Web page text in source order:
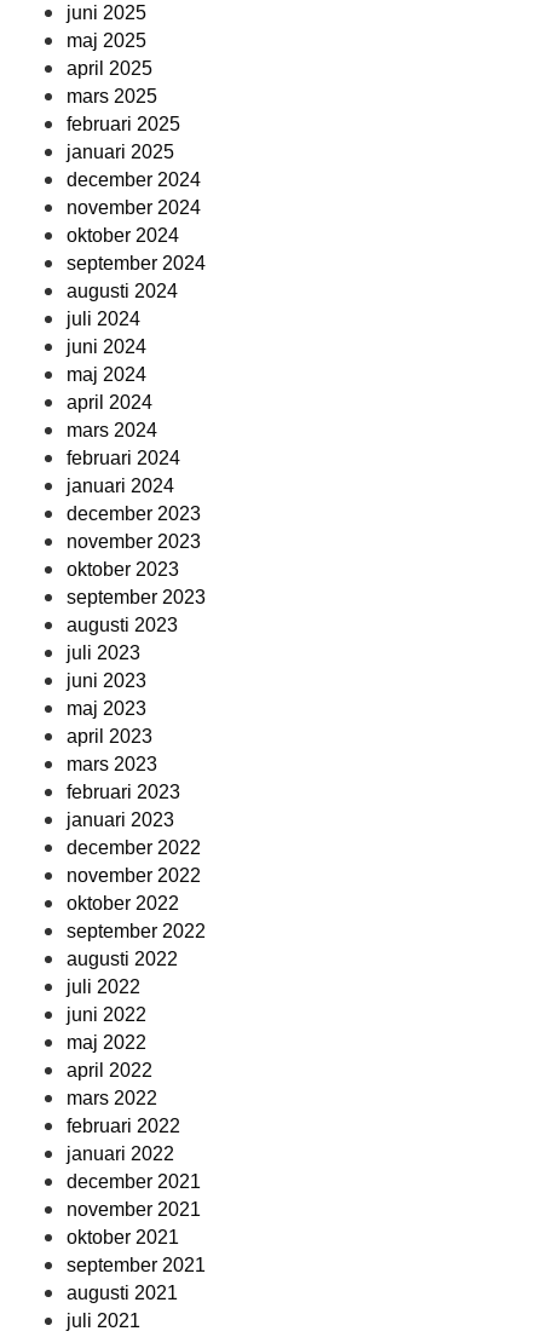
juni 2025
maj 2025
april 2025
mars 2025
februari 2025
januari 2025
december 2024
november 2024
oktober 2024
september 2024
augusti 2024
juli 2024
juni 2024
maj 2024
april 2024
mars 2024
februari 2024
januari 2024
december 2023
november 2023
oktober 2023
september 2023
augusti 2023
juli 2023
juni 2023
maj 2023
april 2023
mars 2023
februari 2023
januari 2023
december 2022
november 2022
oktober 2022
september 2022
augusti 2022
juli 2022
juni 2022
maj 2022
april 2022
mars 2022
februari 2022
januari 2022
december 2021
november 2021
oktober 2021
september 2021
augusti 2021
juli 2021